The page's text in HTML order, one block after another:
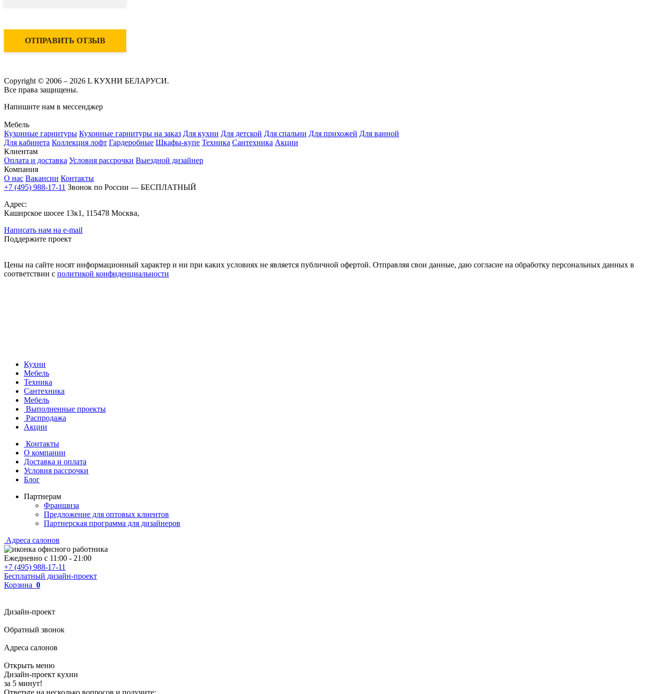
ОТПРАВИТЬ ОТЗЫВ
Copyright © 2006 – 2026 L КУХНИ БЕЛАРУСИ.
Все права защищены.
Напишите нам в мессенджер
Мебель
Кухонные гарнитуры Кухонные гарнитуры на заказ Для кухни Для детской Для спальни Для прихожей Для ванной
Для кабинета Коллекция лофт Гардеробные Шкафы-купе Техника Сантехника Акции
Клиентам
Оплата и доставка Условия рассрочки Выездной дизайнер
Компания
О нас Вакансии Контакты
+7 (495) 988-17-11 Звонок по России — БЕСПЛАТНЫЙ
Адрес:
Каширское шосее 13к1, 115478 Москва,
Написать нам на e-mail
Поддержите проект
Цены на сайте носят информационный характер и ни при каких условиях не является публичной офертой. Отправляя свои данные, даю согласие на обработку персональных данных в
соответствии с политикой конфиденциальности
Кухни
Мебель
Техника
Сантехника
Мебель
Выполненные проекты
Распродажа
Акции
Контакты
О компании
Доставка и оплата
Условия рассрочки
Блог
Партнерам
Франшиза
Предложение для оптовых клиентов
Партнерская программа для дизайнеров
Адреса салонов
Ежедневно с 11:00 - 21:00
+7 (495) 988-17-11
Бесплатный дизайн-проект
Корзина 0
Дизайн-проект
Обратный звонок
Адреса салонов
Открыть меню
Дизайн-проект кухни
за 5 минут!